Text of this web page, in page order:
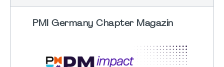
PMI Germany Chapter Magazin